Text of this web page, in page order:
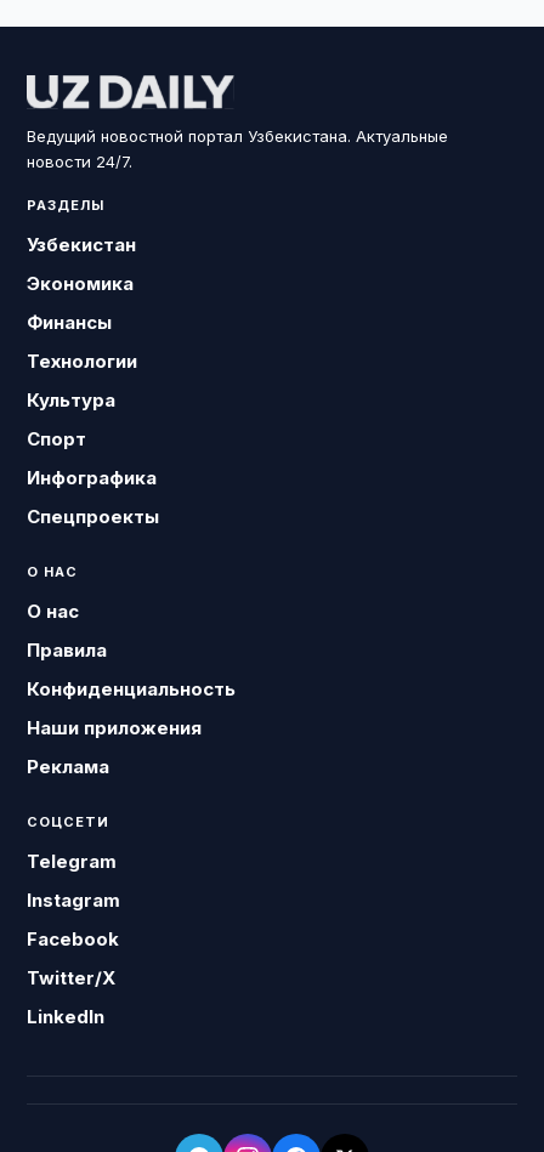
Ведущий новостной портал Узбекистана. Актуальные
новости 24/7.
РАЗДЕЛЫ
Узбекистан
Экономика
Финансы
Технологии
Культура
Спорт
Инфографика
Спецпроекты
О НАС
О нас
Правила
Конфиденциальность
Наши приложения
Реклама
СОЦСЕТИ
Telegram
Instagram
Facebook
Twitter/X
LinkedIn